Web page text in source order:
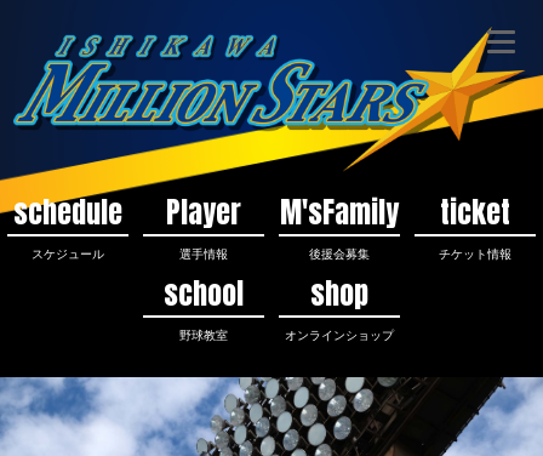
schedule
スケジュール
Player
選手情報
M'sFamily
後援会募集
ticket
チケット情報
school
野球教室
shop
オンラインショップ